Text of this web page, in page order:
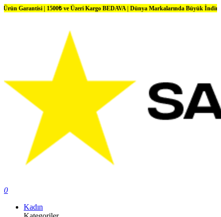
| 1500₺ ve Üzeri Kargo BEDAVA | Dünya Markalarında Büyük İndirimler
0
Kadın